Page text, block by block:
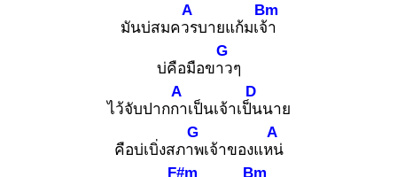
มันบ่สมควร
A
บายแก้มเจ้า
Bm
บ่คือมือขาว
G
ๆ
ไว้จับปากกา
A
เป็นเจ้าเป็น
D
นาย
คือบ่เบิ่งสภาพ
G
เจ้าของแหน่
A
F#m
Bm